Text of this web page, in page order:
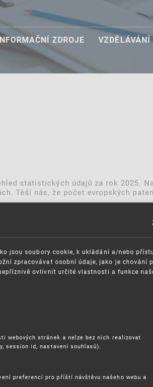
ZDROJE VZDĚLÁVÁNÍ
statistických údajů za rok 2025.
Těší nás, že počet evropských
FAQ
jsou soubory cookie, k ukládání a/nebo
zpracovávat osobní údaje, jako je chování
ovlivnit určité vlastnosti a funkce
webových stránek a nelze bez nich realizovat
session id, nastavení souhlasů).
preferencí pro příští návštěvu našeho webu a